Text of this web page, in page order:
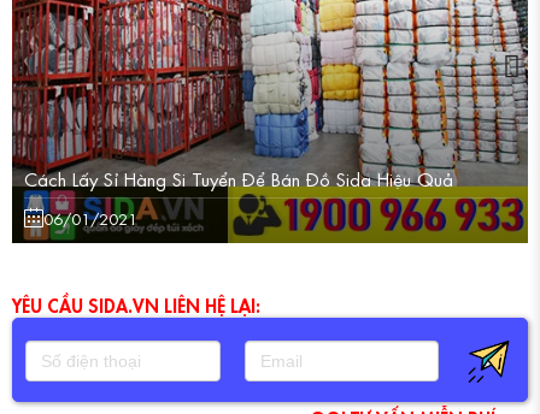
Cách Lấy Sỉ Hàng Si Tuyển Để Bán Đồ Sida Hiệu Quả
06/01/2021